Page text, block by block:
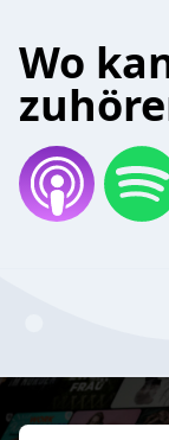
Wo